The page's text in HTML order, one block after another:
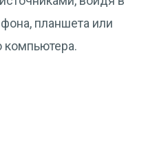
планшета или
компьютера.